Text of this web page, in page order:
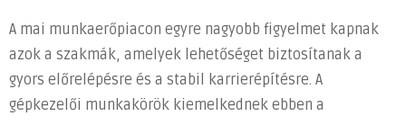
műszaki
iparágban:
A
gépkezelői
A mai munkaerőpiacon egyre nagyobb figyelmet kapnak
azok a szakmák, amelyek lehetőséget biztosítanak a
gyors előrelépésre és a stabil karrierépítésre. A
gépkezelői munkakörök kiemelkednek ebben a